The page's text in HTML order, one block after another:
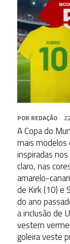
POR REDAÇÃO
A Copa do
mais modelos
inspiradas
claro, nas
amarelo-
de Kirk (10) e
do ano
a inclusão de
vestem
goleira veste